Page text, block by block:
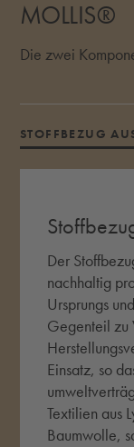
MOLLIS®
Die zwei
STOFFBEZUG
Der
nachhaltig
Ursprungs
Gegenteil zu
Einsatz, so
Textilien aus
Baumwolle,